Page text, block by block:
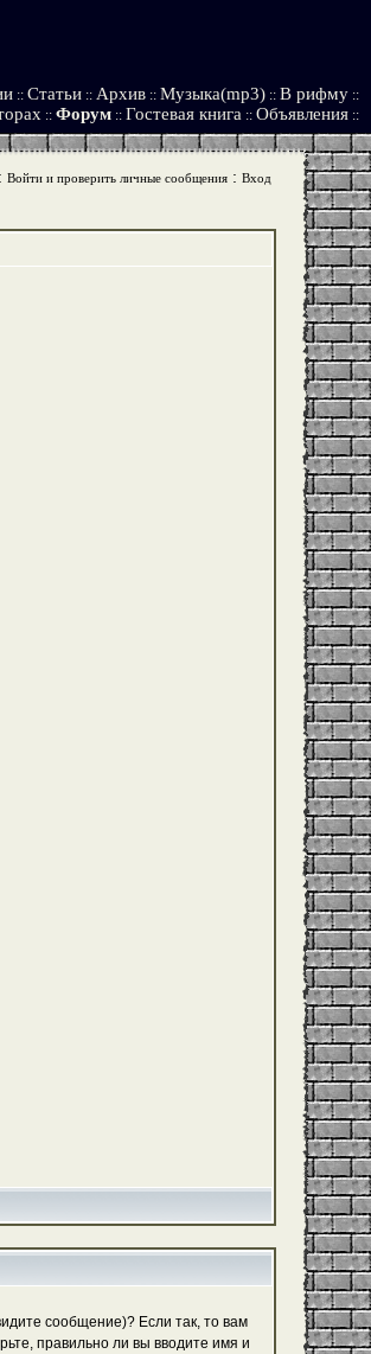
:: Статьи :: Архив :: Музыка(mp3) :: В рифму ::
:: Форум :: Гостевая книга :: Объявления ::
Войти и проверить личные сообщения: Вход
сообщение)? Если так, то вам
правильно ли вы вводите имя и